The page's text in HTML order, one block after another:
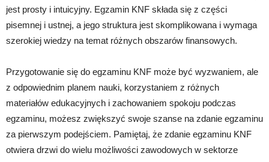
jest prosty i intuicyjny. Egzamin KNF składa się z części
pisemnej i ustnej, a jego struktura jest skomplikowana i wymaga
szerokiej wiedzy na temat różnych obszarów finansowych.
Przygotowanie się do egzaminu KNF może być wyzwaniem, ale
z odpowiednim planem nauki, korzystaniem z różnych
materiałów edukacyjnych i zachowaniem spokoju podczas
egzaminu, możesz zwiększyć swoje szanse na zdanie egzaminu
za pierwszym podejściem. Pamiętaj, że zdanie egzaminu KNF
otwiera drzwi do wielu możliwości zawodowych w sektorze